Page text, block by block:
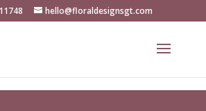
hello@floraldesignsgt.com